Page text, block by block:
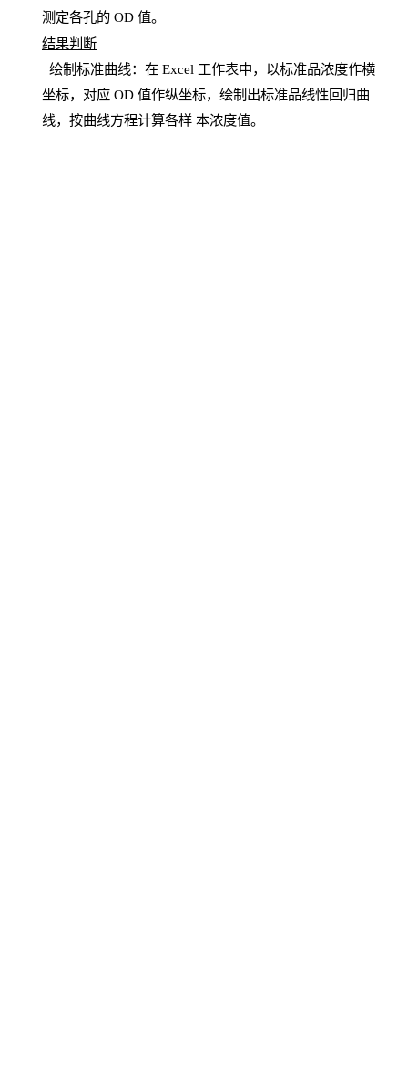
测定各孔的 OD 值。
结果判断
绘制标准曲线：在 Excel 工作表中，以标准品浓度作横
坐标，对应OD 值作纵坐标，绘制出标准品线性回归曲
线，按曲线方程计算各样 本浓度值。